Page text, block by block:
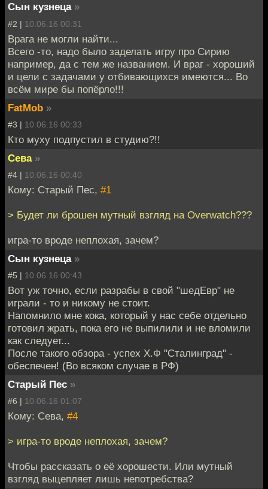
Сын кузнеца »
#2 | 10.06.16 00:31
Врага не могли найти...
Всего -то, надо было заделать игру про Сирию
например, да с тем же названием. И враг - хороший
и цели с задачами у отбивающихся имеются... Во
всём мире бы попёрло!!!
FatMob »
#3 | 10.06.16 00:33
Кто муху подпустил в студию?!!
Сева »
#4 | 10.06.16 00:40
Кому: Старый Пес, #1
> Будет ли брошен мутный взгляд на Overwatch???
игра-то вроде неплохая, зачем?
Сын кузнеца »
#5 | 10.06.16 00:43
Вот уж точно, если разрабы в свой "шедЕвр" не
играли - то и никому не стоит.
Напомнило мне кока, который у нас себе отдельно
готовил жрать, пока его не выпилили и не вломили
как следует...
После такого обзора - успех Х.Ф "Сталинград" -
обеспечен! (Во всяком случае в РФ)
Старый Пес »
#6 | 10.06.16 01:07
Кому: Сева, #4
> игра-то вроде неплохая, зачем?
Чтобы рассказать о её хорошести. Или мутный
взгляд выцепляет лишь непотребства?